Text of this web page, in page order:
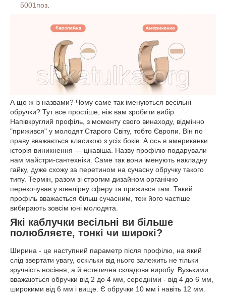
5001поз
А що ж із назвами? Чому саме так іменуються весільні
обручки? Тут все простіше, ніж вам зробити вибір.
Напівкруглий профіль, з моменту свого винаходу, відмінно
"прижився" у молодят Старого Світу, тобто Європи. Він по
праву вважається класикою з усіх боків. А ось в американки
історія виникнення — цікавіша. Назву профілю подарували
нам майстри-сантехніки. Саме так вони іменують накладну
гайку, дуже схожу за перетином на сучасну обручку такого
типу. Термін, разом зі строгим дизайном органічно
перекочував у ювелірну сферу та прижився там. Такий
профіль вважається більш сучасним, тож його частіше
вибирають зовсім юні молодята.
Які каблучки весільні ви більше
полюбляєте, тонкі чи широкі?
Ширина - це наступний параметр після профілю, на який
слід звертати увагу, оскільки від нього залежить не тільки
зручність носіння, а й естетична складова виробу. Вузькими
вважаються обручки від 2 до 4 мм, середніми - від 4 до 6 мм,
широкими від 6 мм і вище. Є обручки 10 мм і навіть 12 мм.